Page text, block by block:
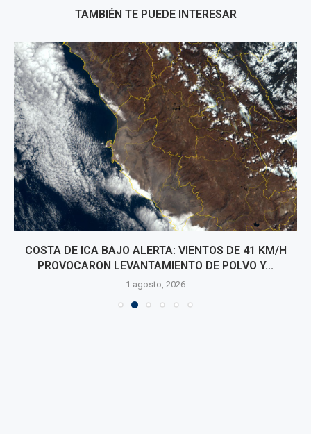
TAMBIÉN TE PUEDE INTERESAR
COSTA DE ICA BAJO ALERTA: VIENTOS DE 41 KM/H
PROVOCARON LEVANTAMIENTO DE POLVO Y...
1 agosto, 2026